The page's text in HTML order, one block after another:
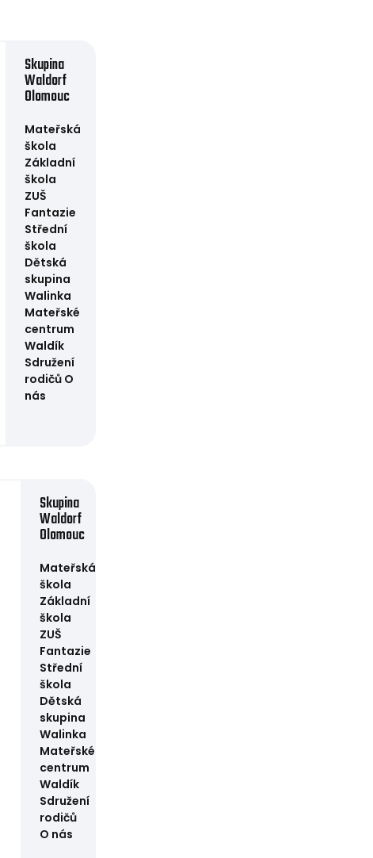
Skupina
Waldorf
Olomouc
Mateřská
škola
Základní
škola
ZUŠ
Fantazie
Střední
škola
Dětská
skupina
Walinka
Mateřské
centrum
Waldík
Sdružení
rodičů O
nás
Skupina
Waldorf
Olomouc
Mateřská
škola
Základní
škola
ZUŠ
Fantazie
Střední
škola
Dětská
skupina
Walinka
Mateřské
centrum
Waldík
Sdružení
rodičů
O nás